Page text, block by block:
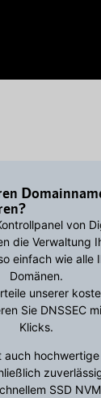
von
die Verwaltung
einfach wie alle
Domänen.
unserer
Sie DNSSEC
Klicks.
auch
SSD